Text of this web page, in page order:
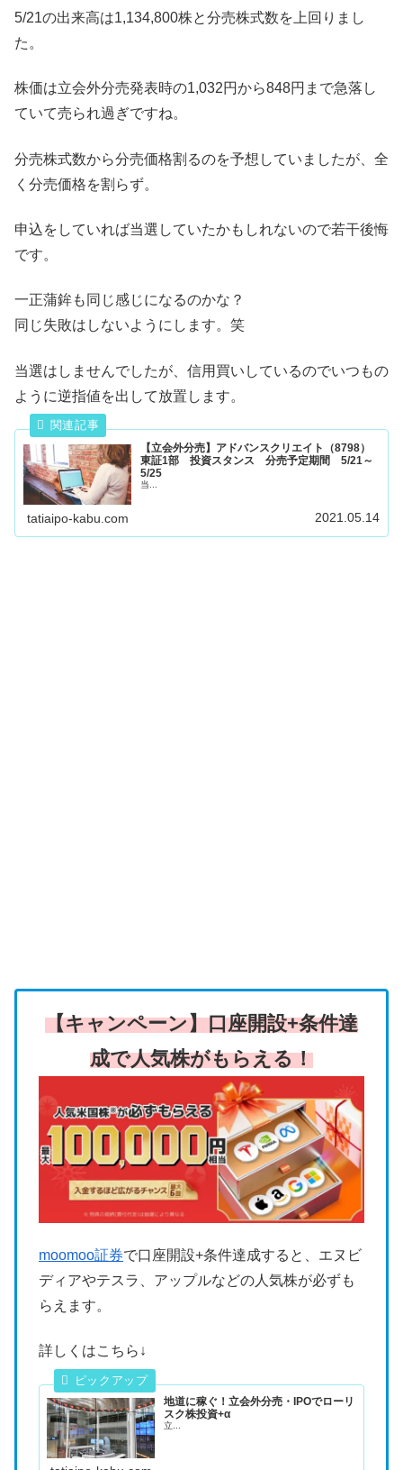
5/21の出来高は1,134,800株と分売株式数を上回りまし
た。
株価は立会外分売発表時の1,032円から848円まで急落し
ていて売られ過ぎですね。
分売株式数から分売価格割るのを予想していましたが、全
く分売価格を割らず。
申込をしていれば当選していたかもしれないので若干後悔
です。
一正蒲鉾も同じ感じになるのかな？
同じ失敗はしないようにします。笑
当選はしませんでしたが、信用買いしているのでいつもの
ように逆指値を出して放置します。
【立会外分売】アドバンスクリエイト（8798）
東証1部 投資スタンス 分売予定期間 5/21～
5/25
当...
tatiaipo-kabu.com 2021.05.14
【キャンペーン】口座開設+条件達
成で人気株がもらえる！
moomoo証券で口座開設+条件達成すると、エヌビ
ディアやテスラ、アップルなどの人気株が必ずも
らえます。
詳しくはこちら↓
地道に稼ぐ！立会外分売・IPOでローリ
スク株投資+α
立...